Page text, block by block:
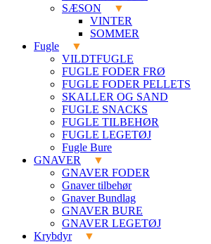
SÆSON
VINTER
SOMMER
Fugle
VILDTFUGLE
FUGLE FODER FRØ
FUGLE FODER PELLETS
SKALLER OG SAND
FUGLE SNACKS
FUGLE TILBEHØR
FUGLE LEGETØJ
Fugle Bure
GNAVER
GNAVER FODER
Gnaver tilbehør
Gnaver Bundlag
GNAVER BURE
GNAVER LEGETØJ
Krybdyr